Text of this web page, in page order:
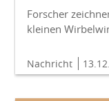
Forscher
kleinen
Nachricht